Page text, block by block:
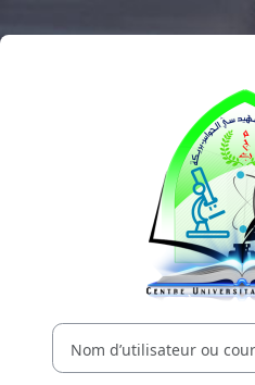
Nom d’utilisateur ou courriel